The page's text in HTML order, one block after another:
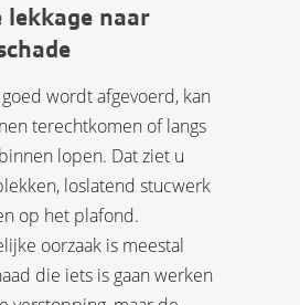
lekkage naar
wordt afgevoerd, kan
terechtkomen of langs
lopen. Dat ziet u
loslatend stucwerk
op het plafond.
oorzaak is meestal
die iets is gaan werken